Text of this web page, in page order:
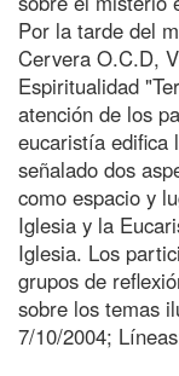
Por la tarde del
Cervera O.C.D,
Espiritualidad
atención de los
eucaristía edifica
señalado dos
como espacio y
Iglesia y la
Iglesia. Los
grupos de
sobre los temas
7/10/2004;